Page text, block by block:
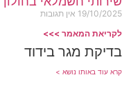
19/10/2025 אין תגובות
לקריאת המאמר >>>
בדיקת מגר בידוד
קרא עוד באותו נושא >